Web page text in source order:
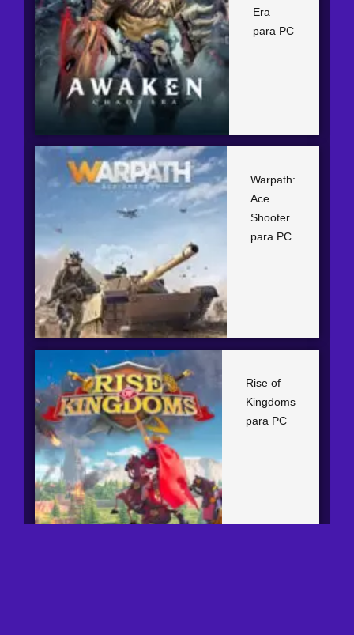
Era
para PC
Warpath:
Ace
Shooter
para PC
Rise of
Kingdoms
para PC